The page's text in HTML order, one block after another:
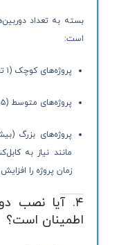
بسته به تعداد
است:
پروژه‌های کوچک (۱ تا ۴ دوربین): ۳ الی ۶ ساعت
پروژه‌های متوسط (۵ تا ۱۰ دوربین): ۱ روز کاری
مانند نیاز به
زمان پروژه را
۴. آیا نصب
اطمینان است؟